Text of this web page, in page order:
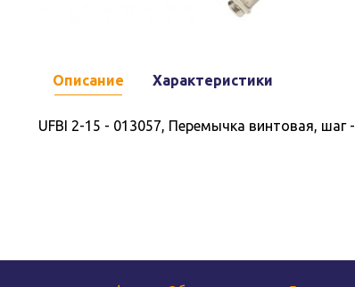
Описание
UFBI 2-15 - 013057, Перемычка винтовая,
Характеристики